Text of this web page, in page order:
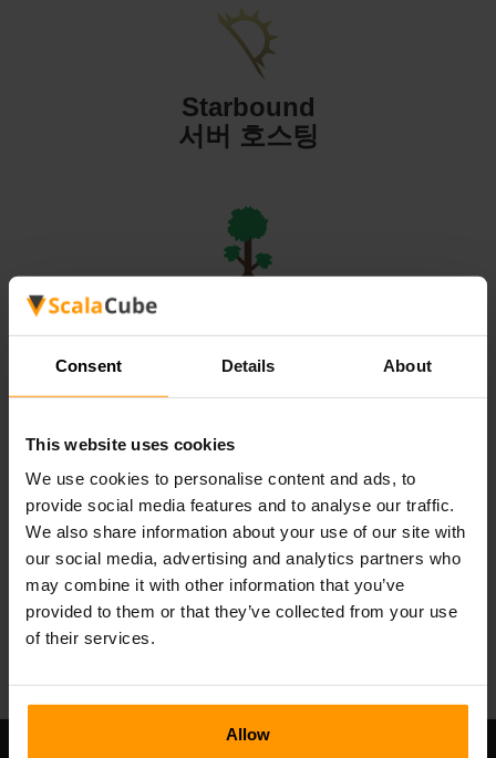
Consent Details About
This website uses cookies
We use cookies to personalise content and ads, to
provide social media features and to analyse our traffic.
We also share information about your use of our site with
our social media, advertising and analytics partners who
may combine it with other information that you’ve
provided to them or that they’ve collected from your use
of their services.
Allow
Starbound
서버 호스팅
서버 호스팅
Valheim
서버 호스팅
All Games